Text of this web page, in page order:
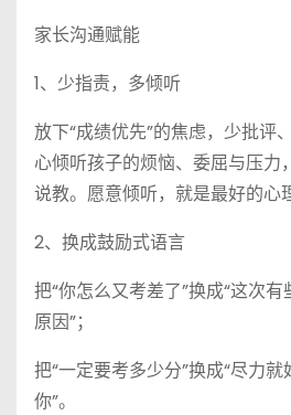
家长沟通赋能
1、少指责，多倾听
放下“成绩优先”的焦虑，少批评
心倾听孩子的烦恼、委屈与压力
说教。愿意倾听，就是最好的心
2、换成鼓励式语言
把“你怎么又考差了”换成“这次
原因”；
把“一定要考多少分”换成“尽力
你”。